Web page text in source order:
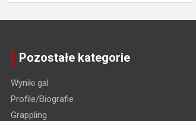
Pozostałe kategorie
Wyniki gal
Profile/Biografie
Grappling